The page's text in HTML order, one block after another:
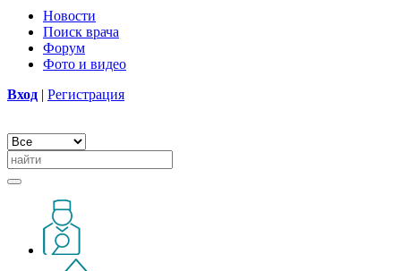
Новости
Поиск врача
Форум
Фото и видео
Вход | Регистрация